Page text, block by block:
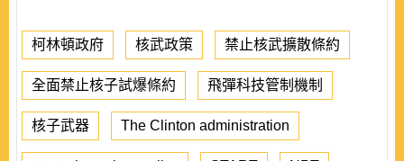
柯林頓政府 核武政策 禁止核武擴散條約
全面禁止核子試爆條約 飛彈科技管制機制
核子武器 The Clinton administration